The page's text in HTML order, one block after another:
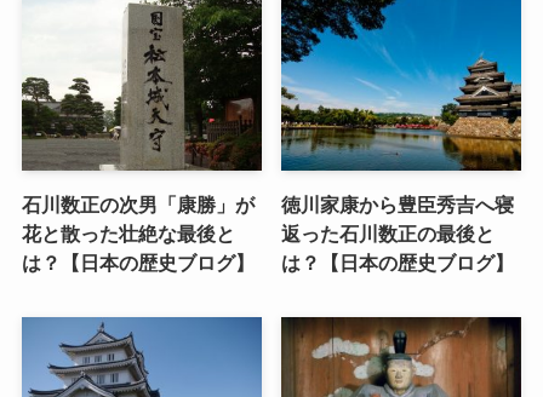
石川数正の次男「康勝」が
花と散った壮絶な最後と
は？【日本の歴史ブログ】
徳川家康から豊臣秀吉へ寝
返った石川数正の最後と
は？【日本の歴史ブログ】